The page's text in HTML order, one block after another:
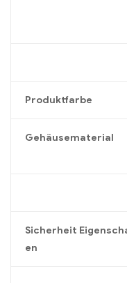
Produktfarbe
Gehäusematerial
Sicherheit
en